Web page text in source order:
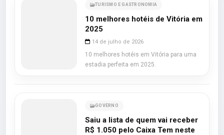
TURISMO E GASTRONOMIA
10 melhores hotéis de Vitória em
2025
14 de julho de 2026
10 melhores hotéis em Vitória para uma
estadia perfeita em 2025.
GOVERNO
Saiu a lista de quem vai receber
R$ 1.050 pelo Caixa Tem neste